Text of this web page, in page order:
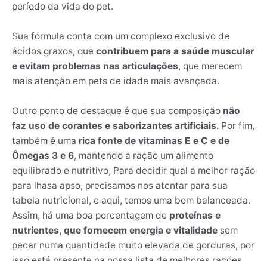
período da vida do pet.
Sua fórmula conta com um complexo exclusivo de
ácidos graxos, que contribuem para a saúde muscular
e evitam problemas nas articulações, que merecem
mais atenção em pets de idade mais avançada.
Outro ponto de destaque é que sua composição não
faz uso de corantes e saborizantes artificiais. Por fim,
também é uma rica fonte de vitaminas E e C e de
Ômegas 3 e 6, mantendo a ração um alimento
equilibrado e nutritivo, Para decidir qual a melhor ração
para lhasa apso, precisamos nos atentar para sua
tabela nutricional, e aqui, temos uma bem balanceada.
Assim, há uma boa porcentagem de proteínas e
nutrientes, que fornecem energia e vitalidade sem
pecar numa quantidade muito elevada de gorduras, por